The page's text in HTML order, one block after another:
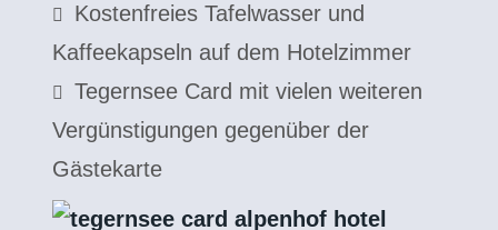
Kostenfreies Tafelwasser und
Kaffeekapseln auf dem Hotelzimmer
Tegernsee Card mit vielen weiteren
Vergünstigungen gegenüber der
Gästekarte